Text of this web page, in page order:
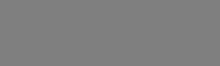
et caressé par le mistral, offre
un équilibre remarquable.C’est le
autour d’une cuisine
d’un plateau de fromages affinés.